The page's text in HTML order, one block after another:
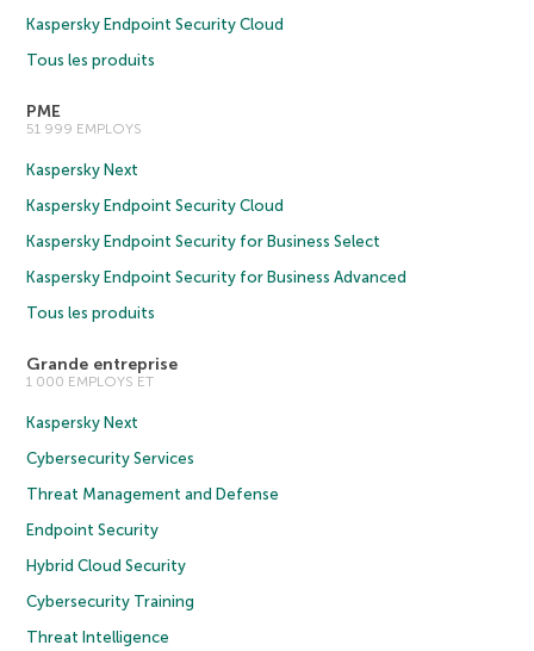
Kaspersky Endpoint Security Cloud
Tous les produits
PME
51 999 EMPLOYS
Kaspersky Next
Kaspersky Endpoint Security Cloud
Kaspersky Endpoint Security for Business Select
Kaspersky Endpoint Security for Business Advanced
Tous les produits
Grande entreprise
1 000 EMPLOYS ET
Kaspersky Next
Cybersecurity Services
Threat Management and Defense
Endpoint Security
Hybrid Cloud Security
Cybersecurity Training
Threat Intelligence